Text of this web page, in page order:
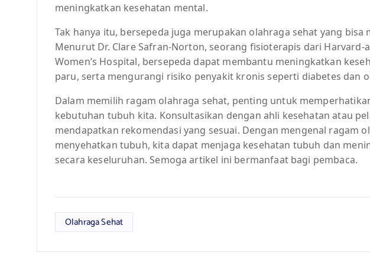
meningkatkan kesehatan mental.
Tak hanya itu, bersepeda juga merupakan olahraga sehat yang bisa
Menurut Dr. Clare Safran-Norton, seorang fisioterapis dari Harvard-
Women’s Hospital, bersepeda dapat membantu meningkatkan
paru, serta mengurangi risiko penyakit kronis seperti diabetes dan
Dalam memilih ragam olahraga sehat, penting untuk
kebutuhan tubuh kita. Konsultasikan dengan ahli kesehatan atau
mendapatkan rekomendasi yang sesuai. Dengan mengenal ragam
menyehatkan tubuh, kita dapat menjaga kesehatan tubuh dan
secara keseluruhan. Semoga artikel ini bermanfaat bagi pembaca.
Olahraga Sehat